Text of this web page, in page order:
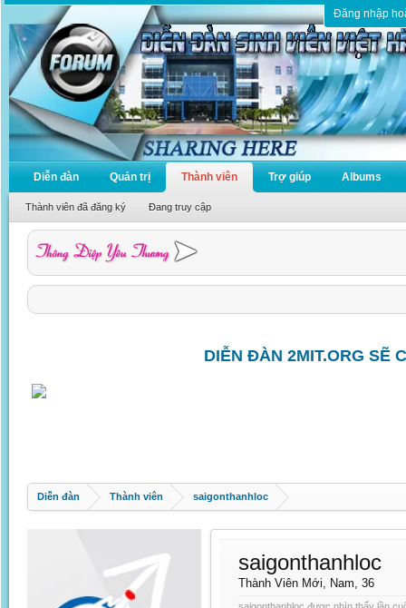
Đăng nhập
Diễn đàn Quản trị Thành viên
Thành viên đã đăng ký Đang truy cập
Trợ giúp Albums
DIỄN ĐÀN 2MIT.ORG SẼ
Diễn đàn Thành viên saigonthanhloc
saigonthanhloc
Thành Viên Mới, Nam, 36